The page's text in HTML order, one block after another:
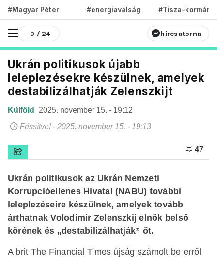
#Magyar Péter #energiaválság #Tisza-kormány
0 / 24 hírcsatorna
Ukrán politikusok újabb
leleplezésekre készülnek, amelyek
destabilizálhatják Zelenszkijt
Külföld
2025. november 15. - 19:12
Frissítve! - 2025. november 15. - 19:13
47
Ukrán politikusok az Ukrán Nemzeti
Korrupcióellenes Hivatal (NABU) további
leleplezéseire készülnek, amelyek tovább
árthatnak Volodimir Zelenszkij elnök belső
körének és „destabilizálhatják” őt.
A brit The Financial Times újság számolt be erről